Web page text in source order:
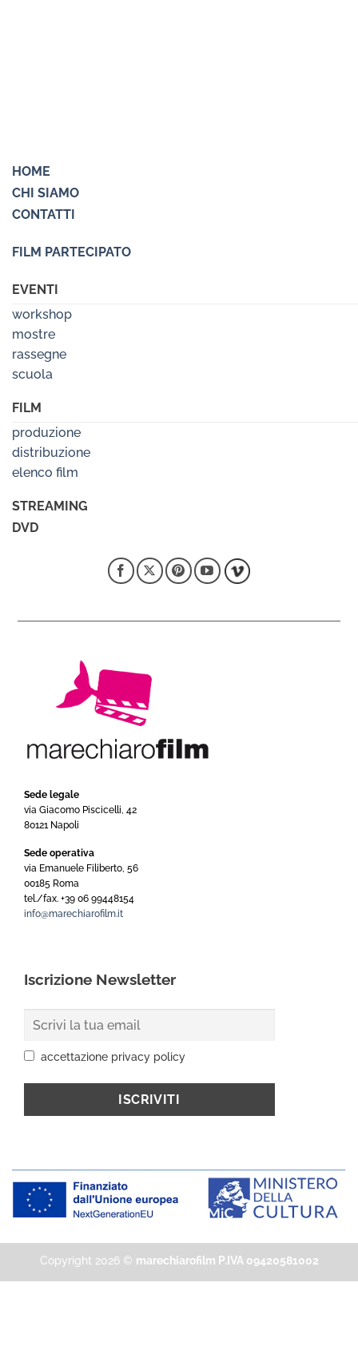
HOME
CHI SIAMO
CONTATTI
FILM PARTECIPATO
EVENTI
workshop
mostre
rassegne
scuola
FILM
produzione
distribuzione
elenco film
STREAMING
DVD
Sede legale
via Giacomo Piscicelli, 42
80121 Napoli
Sede operativa
via Emanuele Filiberto, 56
00185 Roma
tel./fax. +39 06 99448154
info@marechiarofilm.it
Iscrizione Newsletter
accettazione privacy policy
Copyright 2026 © marechiarofilm P.IVA 09420581002